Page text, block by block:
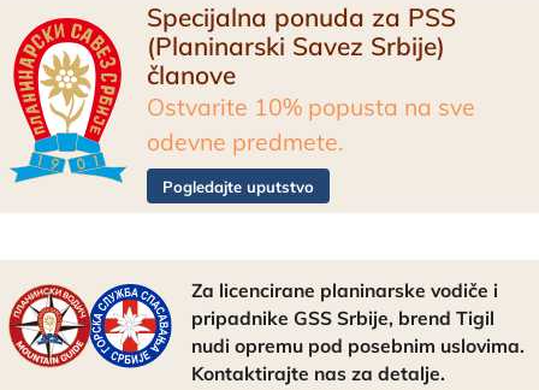
Specijalna ponuda za PSS
(Planinarski Savez Srbije)
članove
Ostvarite 10% popusta na sve
odevne predmete.
Pogledajte uputstvo
Za licencirane planinarske vodiče i
pripadnike GSS Srbije, brend Tigil
nudi opremu pod posebnim uslovima.
Kontaktirajte nas za detalje.